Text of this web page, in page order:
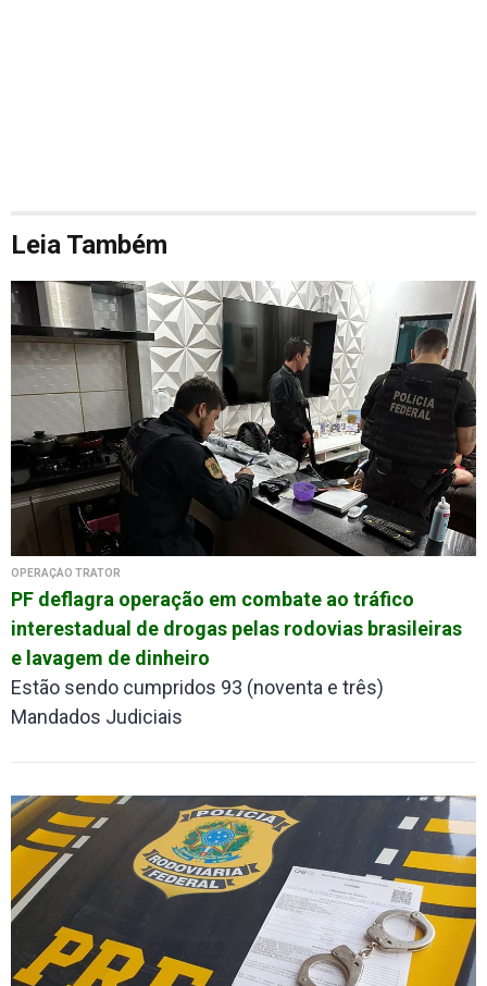
Leia Também
OPERAÇÃO TRATOR
PF deflagra operação em combate ao tráfico
interestadual de drogas pelas rodovias brasileiras
e lavagem de dinheiro
Estão sendo cumpridos 93 (noventa e três)
Mandados Judiciais